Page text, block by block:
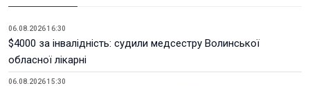
06.08.2026 16:30
$4000 за інвалідність: судили медсестру Волинської
обласної лікарні
06.08.2026 15:30